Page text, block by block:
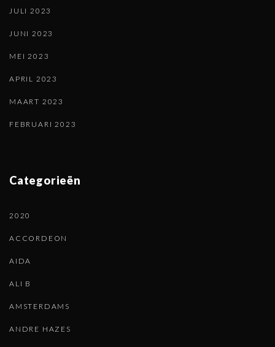
JULI 2023
JUNI 2023
MEI 2023
APRIL 2023
MAART 2023
FEBRUARI 2023
Categorieën
2020
ACCORDEON
AIDA
ALI B
AMSTERDAMS
ANDRE HAZES